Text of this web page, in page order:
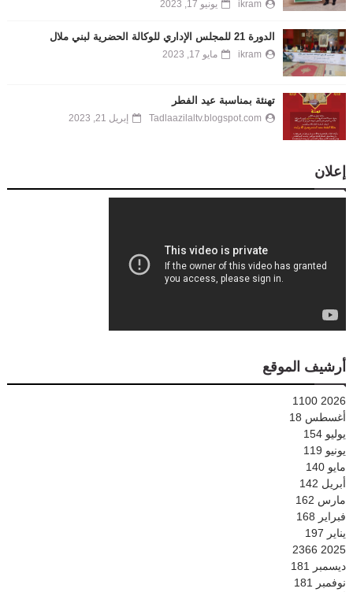
ikram يونيو 17, 2023
الدورة 21 للمجلس الإداري للوكالة الحضرية لبني ملال
ikram مايو 17, 2023
تهنئة بمناسبة عيد الفطر
Tadlaazilaltv.blogspot.com إبريل 21, 2023
إعلان
أرشيف الموقع
2026
1100
أغسطس 18
يوليو 154
يونيو 119
مايو 140
أبريل 142
مارس 162
فبراير 168
يناير 197
2025
2366
ديسمبر 181
نوفمبر 181